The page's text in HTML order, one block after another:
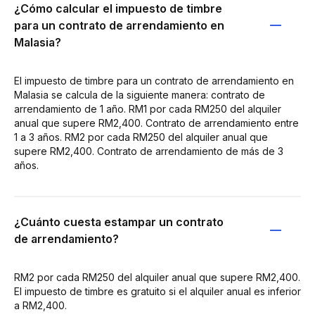
¿Cómo calcular el impuesto de timbre
para un contrato de arrendamiento en
Malasia?
El impuesto de timbre para un contrato de arrendamiento en
Malasia se calcula de la siguiente manera: contrato de
arrendamiento de 1 año. RM1 por cada RM250 del alquiler
anual que supere RM2,400. Contrato de arrendamiento entre
1 a 3 años. RM2 por cada RM250 del alquiler anual que
supere RM2,400. Contrato de arrendamiento de más de 3
años.
¿Cuánto cuesta estampar un contrato
de arrendamiento?
RM2 por cada RM250 del alquiler anual que supere RM2,400.
El impuesto de timbre es gratuito si el alquiler anual es inferior
a RM2,400.